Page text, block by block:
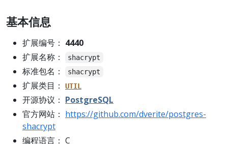
基本信息
扩展编号： 4440
扩展名称：
shacrypt
标准包名： shacrypt
扩展类目： UTIL
开源协议： PostgreSQL
官方网站： https://github.com/dverite/postgres-
shacrypt
编程语言： C